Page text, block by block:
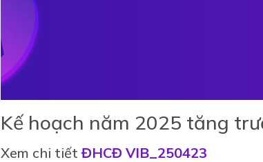
Kế hoạch năm 2025 tăng
Xem chi tiếtĐHCĐ VIB_250423